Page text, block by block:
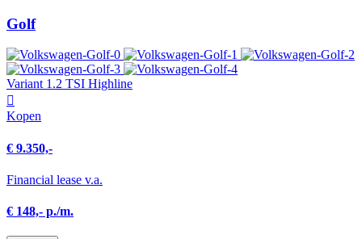
Golf
Variant 1.2 TSI Highline
Kopen
€ 9.350,-
Financial lease v.a.
€ 148,- p./m.